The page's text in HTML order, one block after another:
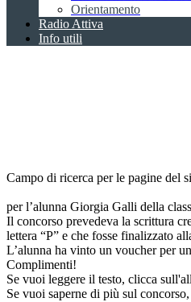
Orientamento
Radio Attiva
Info utili
Campo di ricerca per le pagine del
per l’alunna Giorgia Galli della
Il concorso prevedeva la scrittura
lettera “P” e che fosse finalizzato
L’alunna ha vinto un voucher per
Complimenti!
Se vuoi leggere il testo, clicca
Se vuoi saperne di più sul